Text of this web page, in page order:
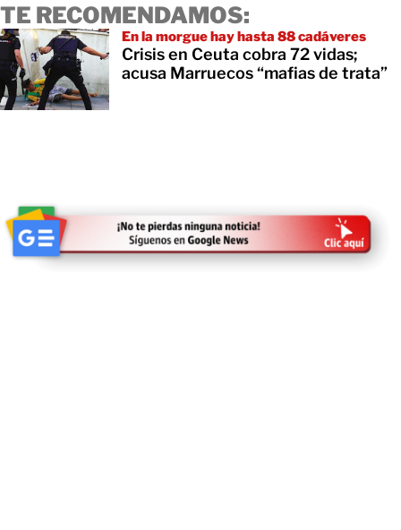
TE RECOMENDAMOS:
En la morgue hay hasta 88 cadáveres
Crisis en Ceuta cobra 72 vidas;
acusa Marruecos “mafias de trata”